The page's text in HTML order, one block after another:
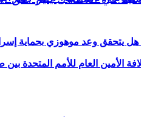
الأمين العام للأمم المتحدة
هل يتحقق وعد موهوزي بحماية